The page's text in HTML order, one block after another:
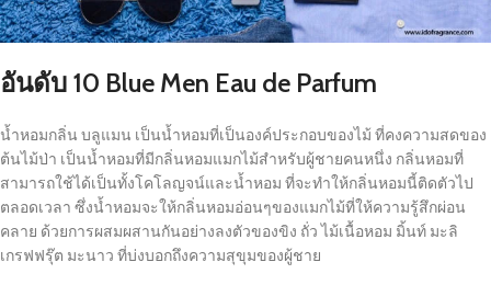
อันดับ 10 Blue Men Eau de Parfum
น้ำหอมกลิ่น บลูแมน เป็นน้ำหอมที่เป็นองค์ประกอบของไม้ ที่คงความสดของ
ต้นไม้ป่า เป็นน้ำหอมที่มีกลิ่นหอมแมกไม้สำหรับผู้ชายคนหนึ่ง กลิ่นหอมที่
สามารถใช้ได้เป็นทั้งโคโลญจน์และน้ำหอม ที่จะทำให้กลิ่นหอมนี้ติดตัวไป
ตลอดเวลา ซึ่งน้ำหอมจะให้กลิ่นหอมอ่อนๆของแมกไม้ที่ให้ความรู้สึกผ่อน
คลาย ด้วยการผสมผสานกันอย่างลงตัวของขิง ถั่ว ไม้เนื้อหอม มิ้นท์ มะลิ
เกรฟฟรุ๊ต มะนาว ที่บ่งบอกถึงความสุขุมของผู้ชาย